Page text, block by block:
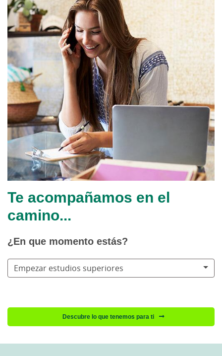
Te acompañamos en el
camino...
¿En que momento estás?
Empezar estudios superiores
Descubre lo que tenemos para ti